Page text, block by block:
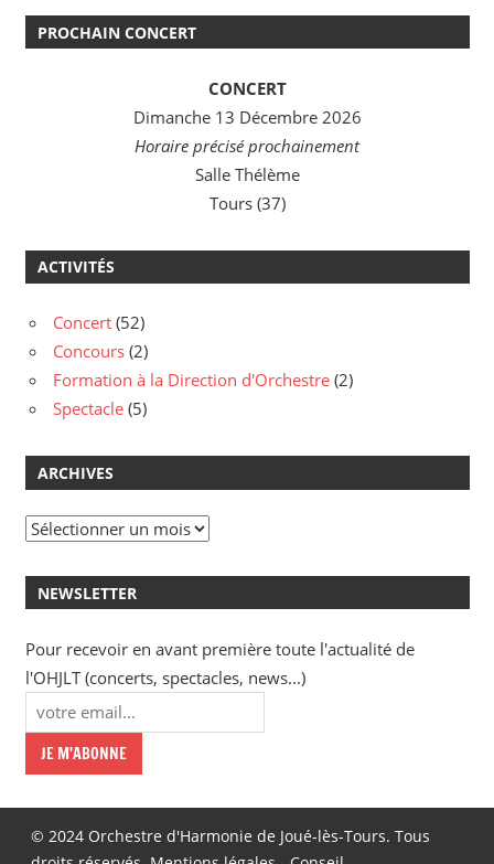
PROCHAIN CONCERT
CONCERT
Dimanche 13 Décembre 2026
Horaire précisé prochainement
Salle Thélème
Tours (37)
ACTIVITÉS
Concert (52)
Concours (2)
Formation à la Direction d'Orchestre (2)
Spectacle (5)
ARCHIVES
Archives
NEWSLETTER
Pour recevoir en avant première toute l'actualité de
l'OHJLT (concerts, spectacles, news...)
© 2024 Orchestre d'Harmonie de Joué-lès-Tours. Tous